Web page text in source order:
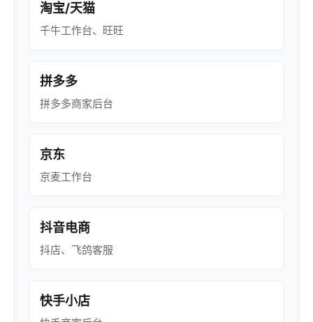
淘宝/天猫
千牛工作台、旺旺
拼多多
拼多多商家后台
京东
京麦工作台
抖音电商
抖店、飞鸽客服
快手小店